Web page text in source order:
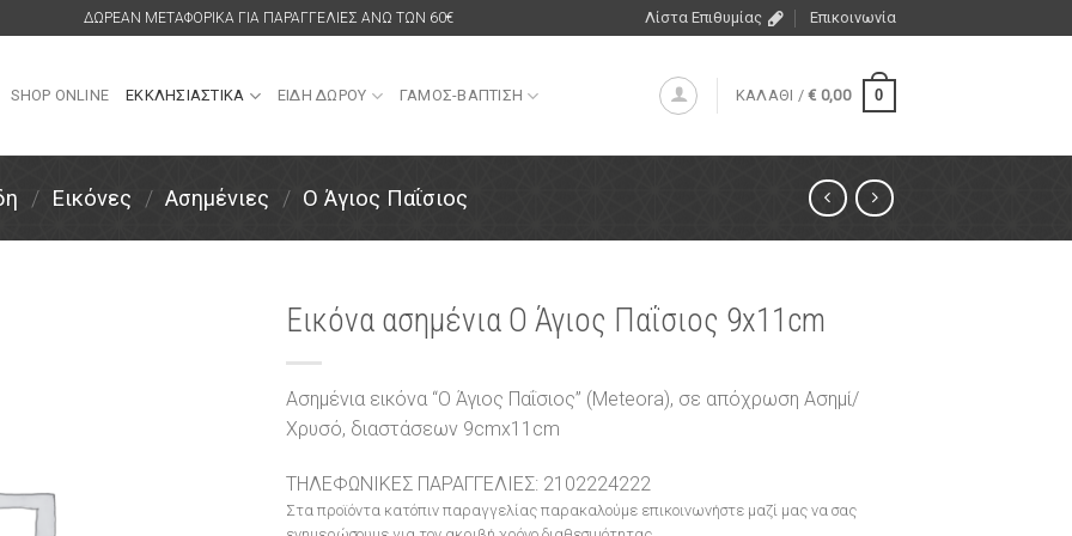
ΔΩΡΕΑΝ ΜΕΤΑΦΟΡΙΚΑ ΓΙΑ ΠΑΡΑΓΓΕΛΙΕΣ ΑΝΩ ΤΩΝ 60€ Λίστα Επιθυμίας Επικοινωνία
SHOP ONLINE ΕΚΚΛΗΣΙΑΣΤΙΚΑ ΕΙΔΗ ΔΩΡΟΥ ΓΑΜΟΣ-ΒΑΠΤΙΣΗ ΚΑΛΑΘΙ /€ 0,00 0
/ Εικόνες / Ασημένιες / Ο Άγιος Παΐσιος
Εικόνα ασημένια Ο Άγιος Παΐσιος 9x11cm
Ασημένια εικόνα “Ο Άγιος Παΐσιος” (Meteora), σε απόχρωση Ασημί/
Χρυσό, διαστάσεων 9cmx11cm
ΤΗΛΕΦΩΝΙΚΕΣ ΠΑΡΑΓΓΕΛΙΕΣ: 2102224222
Στα προϊόντα κατόπιν παραγγελίας παρακαλούμε επικοινωνήστε μαζί μας να σας